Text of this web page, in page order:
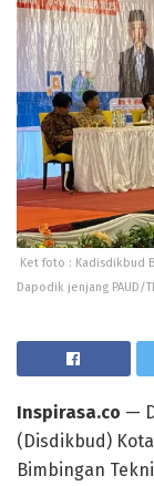
Ket foto : Kadisdikbud
Dapodik jenjang PAUD/
Inspirasa.co —
(Disdikbud)
Bimbingan